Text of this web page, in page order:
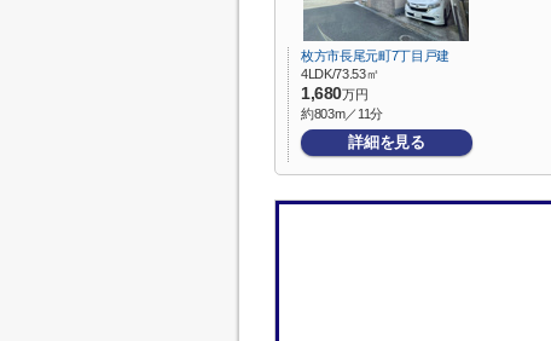
枚方市長尾元町7丁目戸建
4LDK/73.53㎡
1,680万円
約803m／11分
詳細を見る